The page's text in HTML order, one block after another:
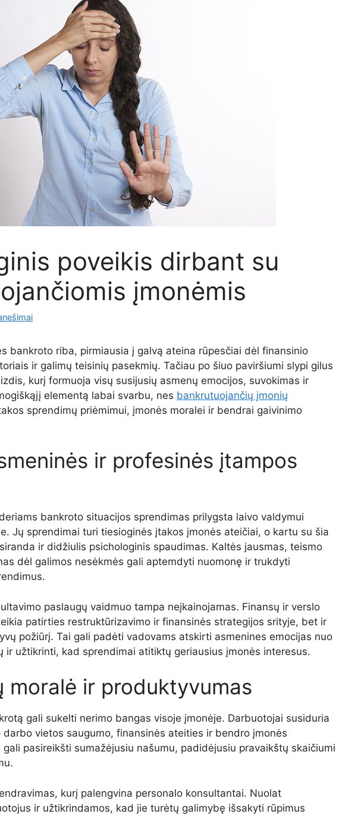
poveikis dirbant su
įmonėmis
bankroto riba, pirmiausia į galvą ateina rūpesčiai dėl finansinio
ir galimų teisinių pasekmių. Tačiau po šiuo paviršiumi slypi gilus
kurį formuoja visų susijusių asmenų emocijos, suvokimas ir
elementą labai svarbu, nes bankrutuojančių įmonių
sprendimų priėmimui, įmonės moralei ir bendrai gaivinimo
ir profesinės įtampos
bankroto situacijos sprendimas prilygsta laivo valdymui
Jų sprendimai turi tiesioginės įtakos įmonės ateičiai, o kartu su šia
ir didžiulis psichologinis spaudimas. Kaltės jausmas, teismo
dėl galimos nesėkmės gali aptemdyti nuomonę ir trukdyti
paslaugų vaidmuo tampa neįkainojamas. Finansų ir verslo
patirties restruktūrizavimo ir finansinės strategijos srityje, bet ir
požiūrį. Tai gali padėti vadovams atskirti asmenines emocijas nuo
ir užtikrinti, kad sprendimai atitiktų geriausius įmonės interesus.
moralė ir produktyvumas
gali sukelti nerimo bangas visoje įmonėje. Darbuotojai susiduria
vietos saugumo, finansinės ateities ir bendro įmonės
pasireikšti sumažėjusiu našumu, padidėjusiu pravaikštų skaičiumi
kurį palengvina personalo konsultantai. Nuolat
ir užtikrindamos, kad jie turėtų galimybę išsakyti rūpimus